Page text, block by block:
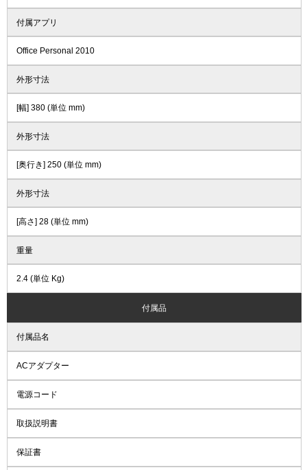
付属アプリ
Office Personal 2010
外形寸法
[幅] 380 (単位 mm)
外形寸法
[奥行き] 250 (単位 mm)
外形寸法
[高さ] 28 (単位 mm)
重量
2.4 (単位 Kg)
付属品
付属品名
ACアダプター
電源コード
取扱説明書
保証書